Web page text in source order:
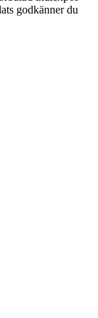
godkänner du